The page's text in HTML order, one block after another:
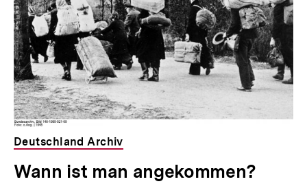
Deutschland Archiv
Wann ist man angekommen?